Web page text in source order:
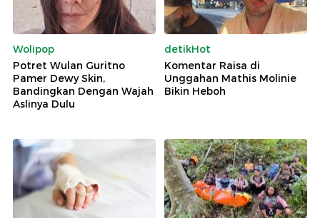
Wolipop
Potret Wulan Guritno
Pamer Dewy Skin,
Bandingkan Dengan Wajah
Aslinya Dulu
detikHot
Komentar Raisa di
Unggahan Mathis Molinie
Bikin Heboh